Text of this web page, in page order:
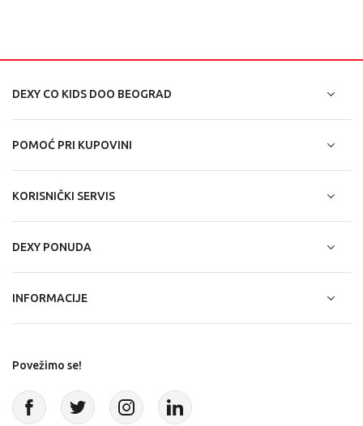
DEXY CO KIDS DOO BEOGRAD
POMOĆ PRI KUPOVINI
KORISNIČKI SERVIS
DEXY PONUDA
INFORMACIJE
Povežimo se!